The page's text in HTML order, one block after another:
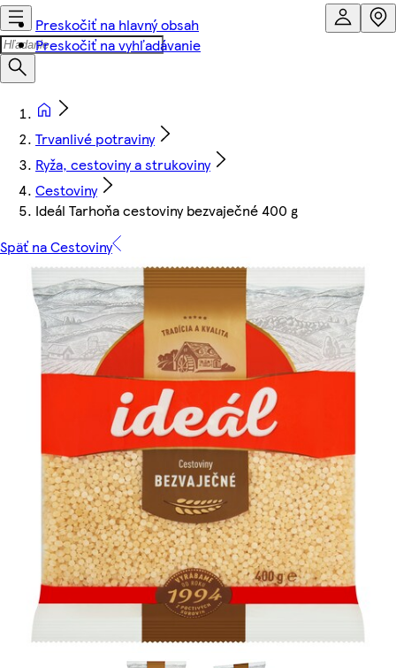
Preskočiť na hlavný obsah
Preskočiť na vyhľadávanie
Trvanlivé potraviny
Ryža, cestoviny a strukoviny
Cestoviny
Ideál Tarhoňa cestoviny bezvaječné 400 g
Späť na Cestoviny